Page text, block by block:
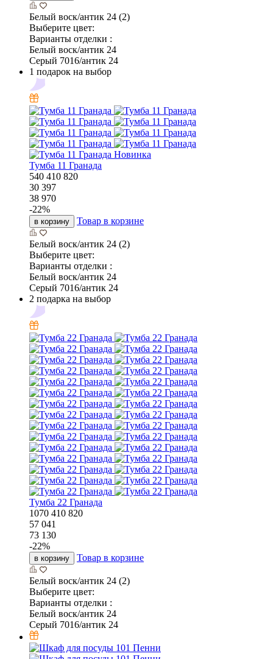
Белый воск/антик 24 (2)
Выберите цвет:
Варианты отделки :
Белый воск/антик 24
Серый 7016/антик 24
1 подарок на выбор
Новинка
Тумба 11 Гранада
540 410 820
30 397
38 970
-22%
в корзину Товар в корзине
Белый воск/антик 24 (2)
Выберите цвет:
Варианты отделки :
Белый воск/антик 24
Серый 7016/антик 24
2 подарка на выбор
Тумба 22 Гранада
1070 410 820
57 041
73 130
-22%
в корзину Товар в корзине
Белый воск/антик 24 (2)
Выберите цвет:
Варианты отделки :
Белый воск/антик 24
Серый 7016/антик 24